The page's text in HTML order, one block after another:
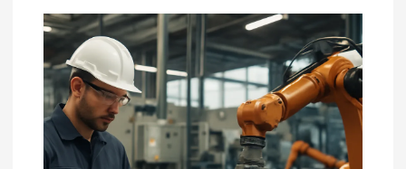
a
w
p